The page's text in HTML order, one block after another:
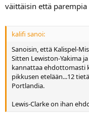
väittäisin että
kalifi sanoi:
Sanoisin, että Kalispel-
Sitten Lewiston-Yakima
kannattaa ehdottomasti
pikkusen etelään...12
Portlandia.
Lewis-Clarke on ihan